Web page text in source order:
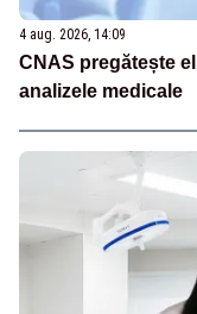
4 aug. 2026, 14:09
CNAS pregătește
analizele medicale